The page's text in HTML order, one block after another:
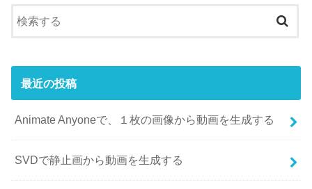
最近の投稿
Animate Anyoneで、１枚の画像から動画を生成する
SVDで静止画から動画を生成する